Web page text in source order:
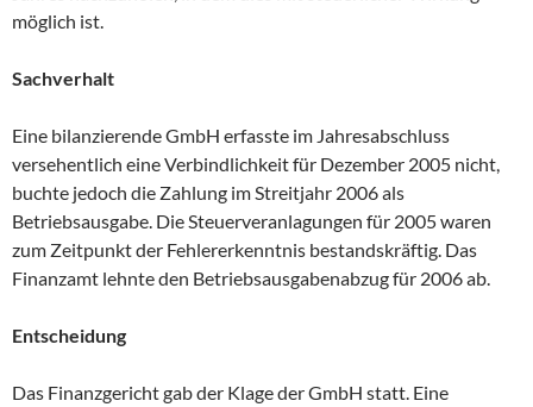
möglich ist.
Sachverhalt
Eine bilanzierende GmbH erfasste im Jahresabschluss
versehentlich eine Verbindlichkeit für Dezember 2005 nicht,
buchte jedoch die Zahlung im Streitjahr 2006 als
Betriebsausgabe. Die Steuerveranlagungen für 2005 waren
zum Zeitpunkt der Fehlererkenntnis bestandskräftig. Das
Finanzamt lehnte den Betriebsausgabenabzug für 2006 ab.
Entscheidung
Das Finanzgericht gab der Klage der GmbH statt. Eine